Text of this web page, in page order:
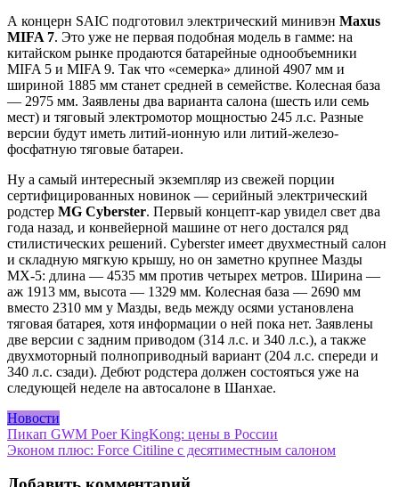
А концерн SAIC подготовил электрический минивэн Maxus
MIFA 7. Это уже не первая подобная модель в гамме: на
китайском рынке продаются батарейные однообъемники
MIFA 5 и MIFA 9. Так что «семерка» длиной 4907 мм и
шириной 1885 мм станет средней в семействе. Колесная база
— 2975 мм. Заявлены два варианта салона (шесть или семь
мест) и тяговый электромотор мощностью 245 л.с. Разные
версии будут иметь литий-ионную или литий-железо-
фосфатную тяговые батареи.
Ну а самый интересный экземпляр из свежей порции
сертифицированных новинок — серийный электрический
родстер MG Cyberster. Первый концепт-кар увидел свет два
года назад, и конвейерной машине от него достался ряд
стилистических решений. Cyberster имеет двухместный салон
и складную мягкую крышу, но он заметно крупнее Мазды
MX-5: длина — 4535 мм против четырех метров. Ширина —
аж 1913 мм, высота — 1329 мм. Колесная база — 2690 мм
вместо 2310 мм у Мазды, ведь между осями установлена
тяговая батарея, хотя информации о ней пока нет. Заявлены
две версии с задним приводом (314 л.с. и 340 л.с.), а также
двухмоторный полноприводный вариант (204 л.с. спереди и
340 л.с. сзади). Дебют родстера должен состояться уже на
следующей неделе на автосалоне в Шанхае.
Новости
Навигация
по
Пикап GWM Poer KingKong: цены в России
Эконом плюс: Force Citiline с десятиместным салоном